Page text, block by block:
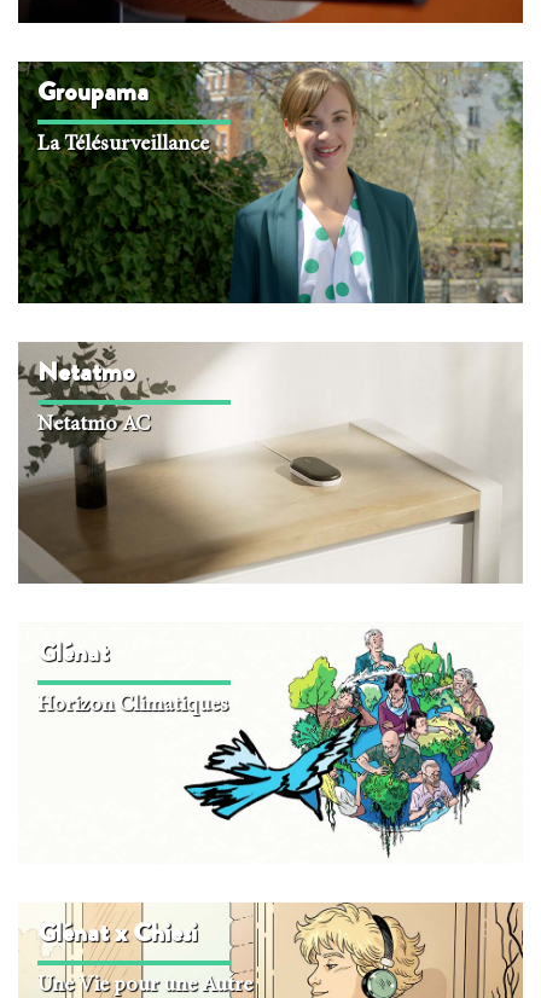
Groupama
La Télésurveillance
Netatmo
Netatmo AC
Glénat
Horizon Climatiques
Glénat x Chiesi
Une Vie pour une Autre